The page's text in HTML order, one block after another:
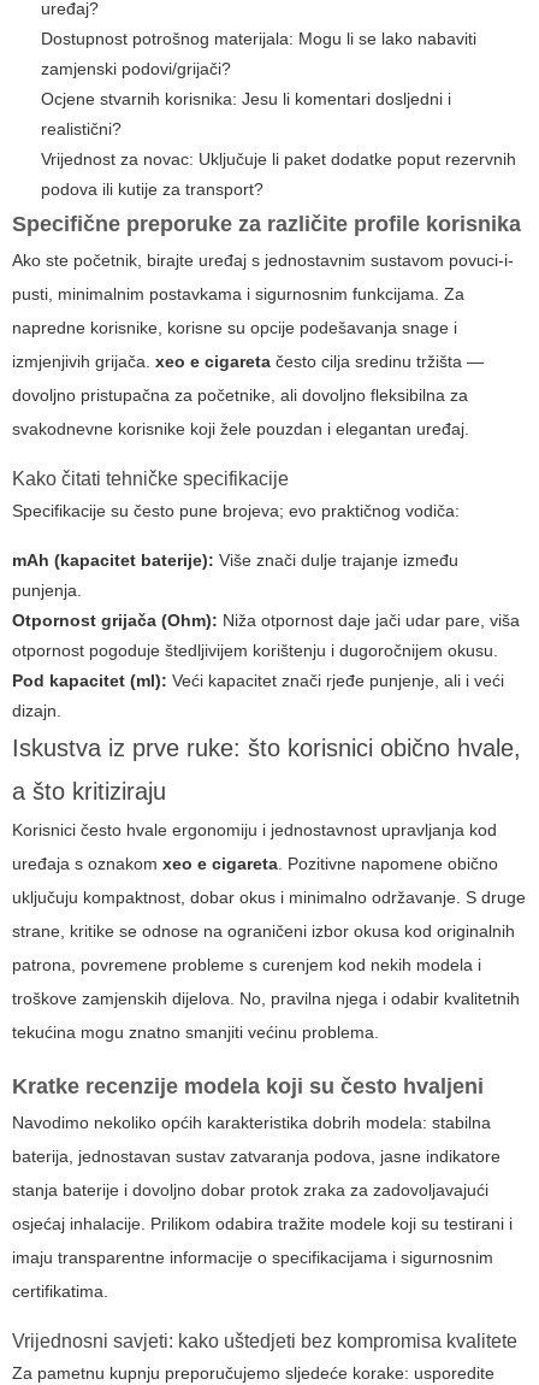
uređaj?
Dostupnost potrošnog materijala: Mogu li se lako nabaviti
zamjenski podovi/grijači?
Ocjene stvarnih korisnika: Jesu li komentari dosljedni i
realistični?
Vrijednost za novac: Uključuje li paket dodatke poput rezervnih
podova ili kutije za transport?
Specifične preporuke za različite profile korisnika
Ako ste početnik, birajte uređaj s jednostavnim sustavom povuci-i-
pusti, minimalnim postavkama i sigurnosnim funkcijama. Za
napredne korisnike, korisne su opcije podešavanja snage i
izmjenjivih grijača. xeo e cigareta često cilja sredinu tržišta —
dovoljno pristupačna za početnike, ali dovoljno fleksibilna za
svakodnevne korisnike koji žele pouzdan i elegantan uređaj.
Kako čitati tehničke specifikacije
Specifikacije su često pune brojeva; evo praktičnog vodiča:
mAh (kapacitet baterije): Više znači dulje trajanje između
punjenja.
Otpornost grijača (Ohm): Niža otpornost daje jači udar pare, viša
otpornost pogoduje štedljivijem korištenju i dugoročnijem okusu.
Pod kapacitet (ml): Veći kapacitet znači rjeđe punjenje, ali i veći
dizajn.
Iskustva iz prve ruke: što korisnici obično hvale,
a što kritiziraju
Korisnici često hvale ergonomiju i jednostavnost upravljanja kod
uređaja s oznakom xeo e cigareta. Pozitivne napomene obično
uključuju kompaktnost, dobar okus i minimalno održavanje. S druge
strane, kritike se odnose na ograničeni izbor okusa kod originalnih
patrona, povremene probleme s curenjem kod nekih modela i
troškove zamjenskih dijelova. No, pravilna njega i odabir kvalitetnih
tekućina mogu znatno smanjiti većinu problema.
Kratke recenzije modela koji su često hvaljeni
Navodimo nekoliko općih karakteristika dobrih modela: stabilna
baterija, jednostavan sustav zatvaranja podova, jasne indikatore
stanja baterije i dovoljno dobar protok zraka za zadovoljavajući
osjećaj inhalacije. Prilikom odabira tražite modele koji su testirani i
imaju transparentne informacije o specifikacijama i sigurnosnim
certifikatima.
Vrijednosni savjeti: kako uštedjeti bez kompromisa kvalitete
Za pametnu kupnju preporučujemo sljedeće korake: usporedite